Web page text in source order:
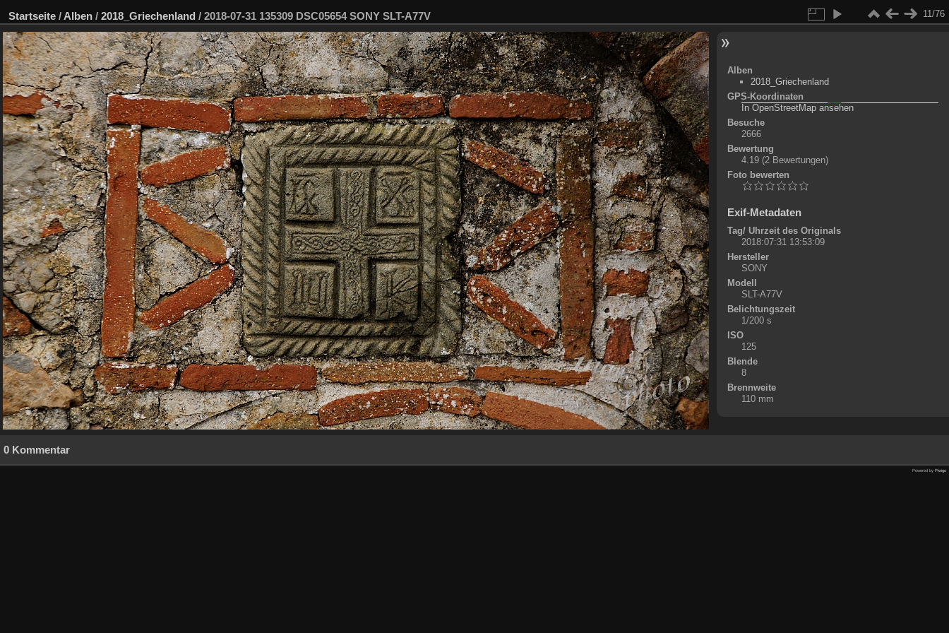
Startseite / Alben / 2018_Griechenland / 2018-07-31 135309 DSC05654 SONY SLT-A77V 11/76
Alben
2018_Griechenland
GPS-Koordinaten
+
-
©
In OpenStreetMap ansehen
Besuche
2666
Bewertung
4.19 (2 Bewertungen)
Foto bewerten
Exif-Metadaten
Tag/ Uhrzeit des Originals
2018:07:31 13:53:09
Hersteller
SONY
Modell
SLT-A77V
Belichtungszeit
1/200 s
ISO
125
Blende
8
Brennweite
110 mm
0 Kommentar
Powered by Piwigo